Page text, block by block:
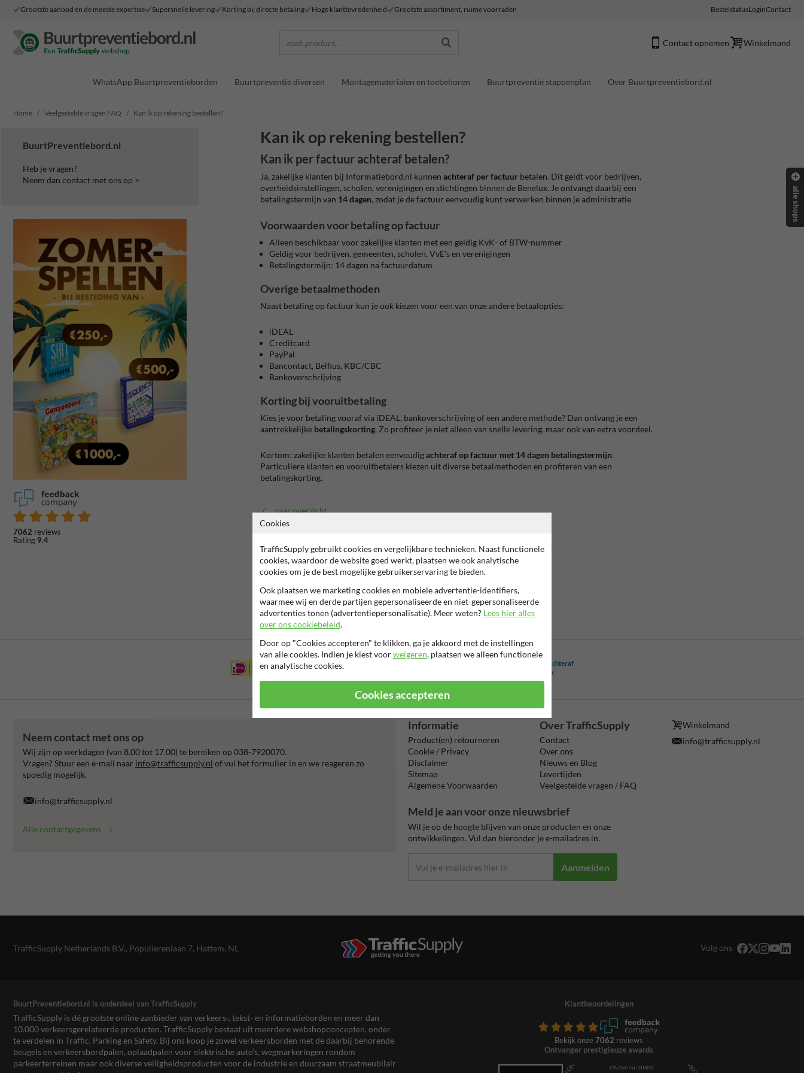
Grootste aanbod en de meeste expertise Supersnelle levering Korting bij directe betaling Hoge klanttevredenheid Grootste assortiment, ruime voorraden BestelstatusLoginContact
zoek product... Contact opnemen Winkelmand
WhatsApp Buurtpreventieborden Buurtpreventie diversen Montagematerialen en toebehoren Buurtpreventie stappenplan Over Buurtpreventiebord.nl
Home Veelgestelde vragen FAQ Kan ik op rekening bestellen?
BuurtPreventiebord.nl
Heb je vragen?
Neem dan contact met ons op >
7062 reviews
Rating 9.4
Kan ik op rekening bestellen?
Kan ik per factuur achteraf betalen?
Ja, zakelijke klanten bij Informatiebord.nl kunnen achteraf per factuurbetalen. Dit geldt voor bedrijven,
overheidsinstellingen, scholen, verenigingen en stichtingen binnen de Benelux. Je ontvangt daarbij een
betalingstermijn van 14 dagen, zodat je de factuur eenvoudig kunt verwerken binnen je administratie.
Voorwaarden voor betaling op factuur
Alleen beschikbaar voor zakelijke klanten met een geldig KvK- of BTW-nummer
Geldig voor bedrijven, gemeenten, scholen, VvE’s en verenigingen
Betalingstermijn: 14 dagen na factuurdatum
Overige betaalmethoden
Naast betaling op factuur kun je ook kiezen voor een van onze andere betaalopties:
iDEAL
Creditcard
PayPal
Bancontact, Belfius, KBC/CBC
Bankoverschrijving
Korting bij vooruitbetaling
Kies je voor betaling vooraf via iDEAL, bankoverschrijving of een andere methode? Dan ontvang je een
aantrekkelijke betalingskorting. Zo profiteer je niet alleen van snelle levering, maar ook van extra voordeel.
Kortom: zakelijke klanten betalen eenvoudigachteraf op factuur met 14 dagen betalingstermijn.
Particuliere klanten en vooruitbetalers kiezen uit diverse betaalmethoden en profiteren van een
betalingskorting.
naar overzicht
Betaling achteraf
is mogelijk
Neem contact met ons op
Wij zijn op werkdagen (van 8.00 tot 17.00) te bereiken op 038-7920070.
Vragen? Stuur een e-mail naar info@trafficsupply.nl of vul het formulier in en we reageren zo
spoedig mogelijk.
info@trafficsupply.nl
Alle contactgegevens
Informatie
Product(en) retourneren
Cookie / Privacy
Disclaimer
Sitemap
Algemene Voorwaarden
Over TrafficSupply
Contact
Over ons
Nieuws en Blog
Levertijden
Veelgestelde vragen / FAQ
Winkelmand
info@trafficsupply.nl
Meld je aan voor onze nieuwsbrief
Wil je op de hoogte blijven van onze producten en onze
ontwikkelingen. Vul dan hieronder je e-mailadres in.
Aanmelden
TrafficSupply Netherlands B.V., Populierenlaan 7, Hattem, NL Volg ons
BuurtPreventiebord.nl is onderdeel van TrafficSupply
TrafficSupply is dé grootste online aanbieder van verkeers-, tekst- en informatieborden en meer dan
10.000 verkeersgerelateerde producten. TrafficSupply bestaat uit meerdere webshopconcepten, onder
te verdelen in Traffic, Parking en Safety. Bij ons koop je zowel verkeersborden met de daarbij behorende
beugels en verkeersbordpalen, oplaadpalen voor elektrische auto’s, wegmarkeringen rondom
parkeerterreinen maar ook diverse veiligheidsproducten voor de industrie en duurzaam straatmeubilair
Klantbeoordelingen
Bekijk onze 7062 reviews
Ontvanger prestigieuze awards
alle shops
Cookies
TrafficSupply gebruikt cookies en vergelijkbare technieken. Naast functionele
cookies, waardoor de website goed werkt, plaatsen we ook analytische
cookies om je de best mogelijke gebruikerservaring te bieden.
Ook plaatsen we marketing cookies en mobiele advertentie-identifiers,
waarmee wij en derde partijen gepersonaliseerde en niet-gepersonaliseerde
advertenties tonen (advertentiepersonalisatie). Meer weten? Lees hier alles
over ons cookiebeleid.
Door op "Cookies accepteren" te klikken, ga je akkoord met de instellingen
van alle cookies. Indien je kiest voorweigeren, plaatsen we alleen functionele
en analytische cookies.
Cookies accepteren